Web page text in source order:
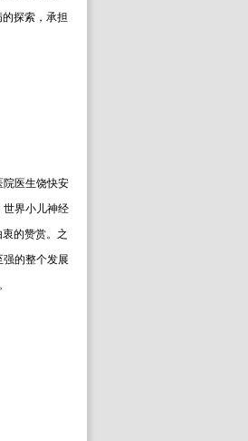
探索，承担
院医生饶快安
世界小儿神经
的赞赏。之
的整个发展